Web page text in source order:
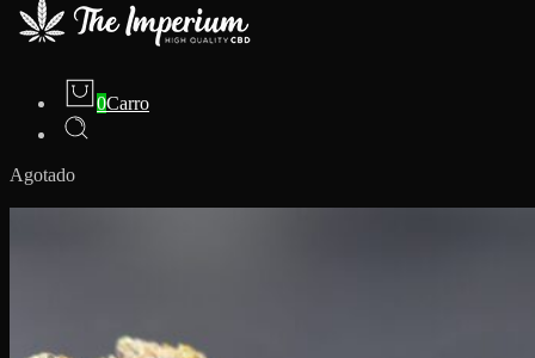
0Carro
Agotado